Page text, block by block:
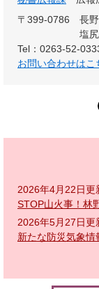
〒399-0786
長
塩
Tel：0263-52-
お問い合わせはこ
2026年4月22日更
STOP山火事！林
2026年5月27日更
新たな防災気象情